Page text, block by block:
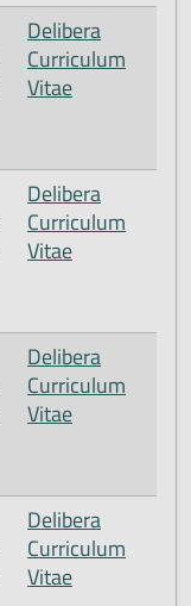
Delibera
Curriculum
Vitae
Delibera
Curriculum
Vitae
Delibera
Curriculum
Vitae
Delibera
Curriculum
Vitae